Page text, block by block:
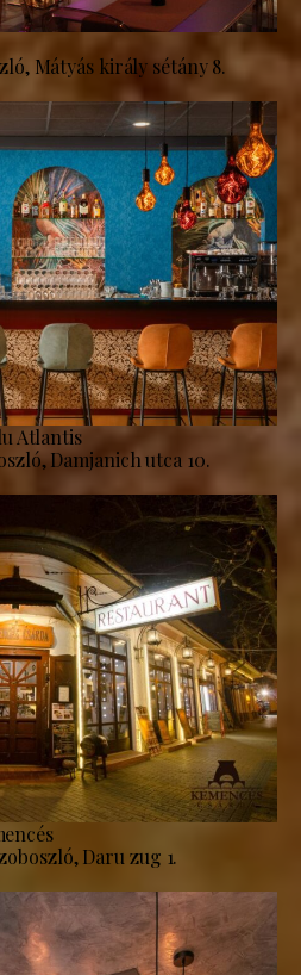
Mátyás király sétány 8.
Atlantis
Damjanich utca 10.
Daru zug 1.